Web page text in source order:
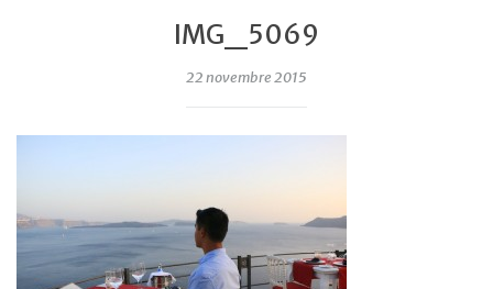
IMG_5069
22 novembre 2015